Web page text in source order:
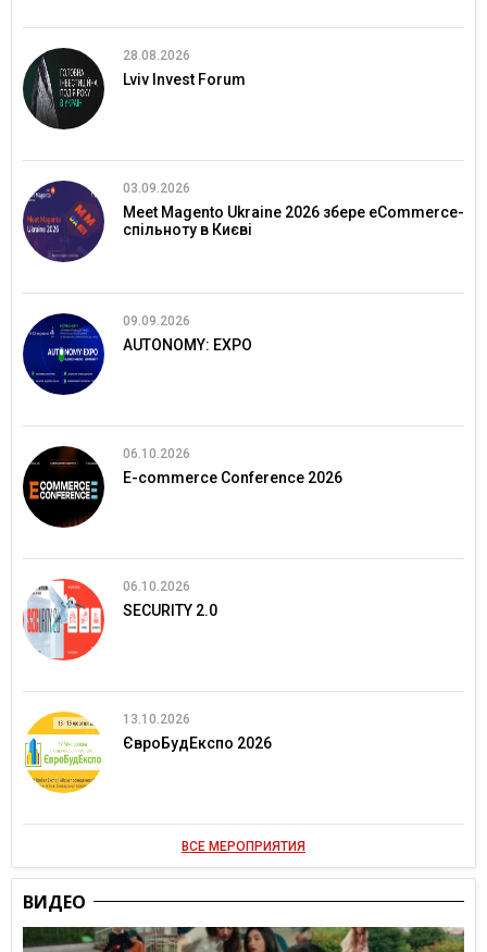
28.08.2026
Lviv Invest Forum
03.09.2026
Meet Magento Ukraine 2026 збере eCommerce-
спільноту в Києві
09.09.2026
AUTONOMY: EXPO
06.10.2026
E-commerce Conference 2026
06.10.2026
SECURITY 2.0
13.10.2026
ЄвроБудЕкспо 2026
ВСЕ МЕРОПРИЯТИЯ
ВИДЕО